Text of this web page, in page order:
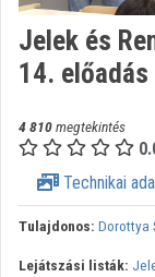
Intézményi
Kategóriák
Intézmények
Közreműködők
Jelek és
14. előadás
4 810megtekintés
Technikai
Tulajdonos: Dorottya
Lejátszási listák: